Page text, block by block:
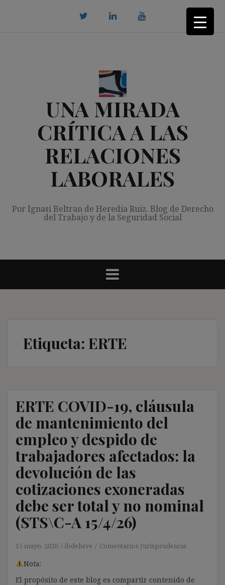
UNA MIRADA
CRÍTICA A LAS
RELACIONES
LABORALES
Por Ignasi Beltran de Heredia Ruiz. Blog de Derecho
del Trabajo y de la Seguridad Social
Etiqueta: ERTE
ERTE COVID-19, cláusula
de mantenimiento del
empleo y despido de
trabajadores afectados: la
devolución de las
cotizaciones exoneradas
debe ser total y no nominal
(STS\C-A 15/4/26)
15 mayo, 2026 ibdehere Comentarios Jurisprudencia
Nota:
El propósito de este blog es compartir contenido de